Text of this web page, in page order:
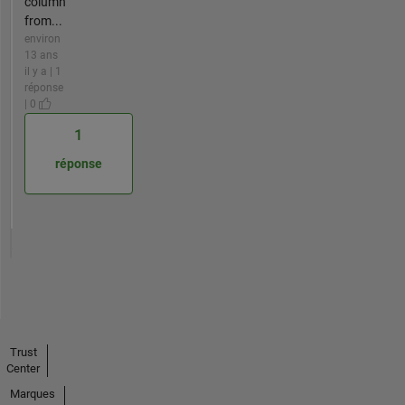
from...
environ
13 ans
il y a | 1
réponse
| 0
1
réponse
Trust
Center
Marques